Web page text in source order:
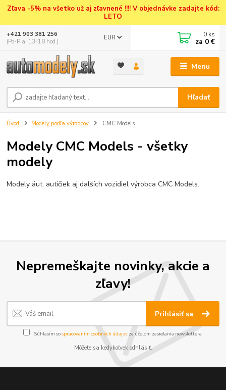
Zľava -5% na všetko už aj zľavnené !!!! V objednávke zadajte kód:
LETO
Menu
EUR
Hľadať
+421 903 381 256
(Po-Pia, 13-18 hod.)
0 ks
za 0 €
Úvod Modely podľa výrobcov CMC Models
Modely CMC Models - všetky
modely
Modely áut, autíčiek aj dalších vozidiel výrobca CMC Models.
Nepremeškajte novinky, akcie a
zľavy!
Prihlásiť sa
Súhlasím sospracovaním osobných údajov za účelom zasielania newslettera.
Môžete sa kedykoľvek odhlásiť.